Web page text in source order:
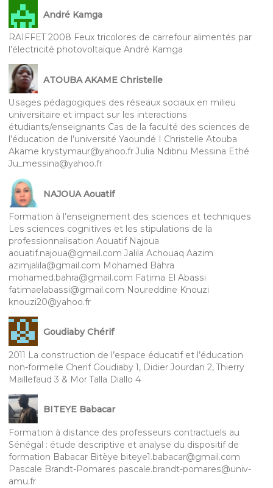
André Kamga
RAIFFET 2008 Feux tricolores de carrefour alimentés par
l’électricité photovoltaïque André Kamga
ATOUBA AKAME Christelle
Usages pédagogiques des réseaux sociaux en milieu
universitaire et impact sur les interactions
étudiants/enseignants Cas de la faculté des sciences de
l’éducation de l’université Yaoundé I Christelle Atouba
Akame krystymaur@yahoo.fr Julia Ndibnu Messina Ethé
Ju_messina@yahoo.fr
NAJOUA Aouatif
Formation à l’enseignement des sciences et techniques
Les sciences cognitives et les stipulations de la
professionnalisation Aouatif Najoua
aouatif.najoua@gmail.com Jalila Achouaq Aazim
azimjalila@gmail.com Mohamed Bahra
mohamed.bahra@gmail.com Fatima El Abassi
fatimaelabassi@gmail.com Noureddine Knouzi
knouzi20@yahoo.fr
Goudiaby Chérif
2011 La construction de l’espace éducatif et l’éducation
non-formelle Cherif Goudiaby 1, Didier Jourdan 2, Thierry
Maillefaud 3 & Mor Talla Diallo 4
BITEYE Babacar
Formation à distance des professeurs contractuels au
Sénégal : étude descriptive et analyse du dispositif de
formation Babacar Bitèye biteye1.babacar@gmail.com
Pascale Brandt-Pomares pascale.brandt-pomares@univ-
amu.fr